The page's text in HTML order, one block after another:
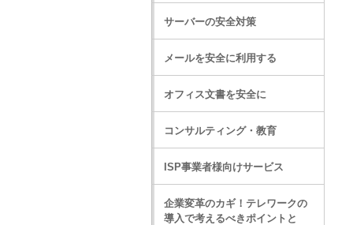
サーバーの安全対策
メールを安全に利用する
オフィス文書を安全に
コンサルティング・教育
ISP事業者様向けサービス
企業変革のカギ！テレワークの
導入で考えるべきポイントと